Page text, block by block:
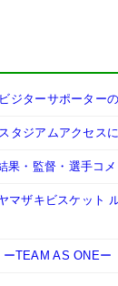
ジターサポーター
タジアムアクセス
果・監督・選手コメ
マザキビスケット
TEAM AS ONEー